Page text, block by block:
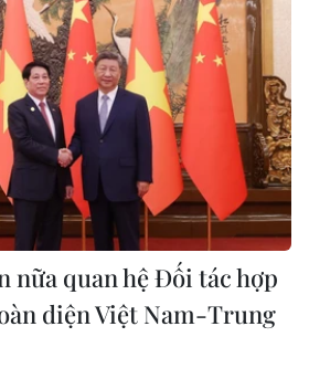
nữa quan hệ Đối tác hợp
diện Việt Nam-Trung